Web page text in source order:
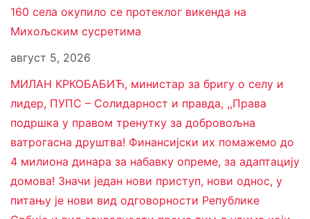
160 села окупило се протеклог викенда на
Михољским сусретима
август 5, 2026
МИЛАН КРКОБАБИЋ, министар за бригу о селу и
лидер, ПУПС – Солидарност и правда, ,,Права
подршка у правом тренутку за добровољна
ватрогасна друштва! Финансијски их помажемо до
4 милиона динара за набавку опреме, за адаптацију
домова! Значи један нови приступ, нови однос, у
питању је нови вид одговорности Републике